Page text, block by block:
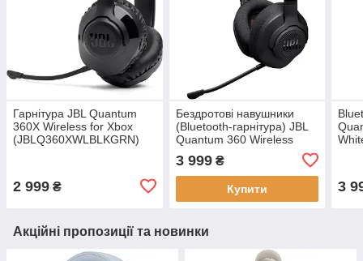
Гарнiтура JBL Quantum
360X Wireless for Xbox
(JBLQ360XWLBLKGRN)
2 999 ₴
Бездротові навушники
(Bluetooth-гарнітура) JBL
Quantum 360 Wireless
Black (JBLQTUM360BLK)
3 999₴
Купити 3
Акційні пропозиції та новинки